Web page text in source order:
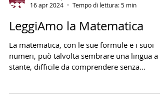
Lezioni di Spettacolo
16 apr 2024
Tempo di lettura: 5 min
LeggiAmo la Matematica
La matematica, con le sue formule e i suoi